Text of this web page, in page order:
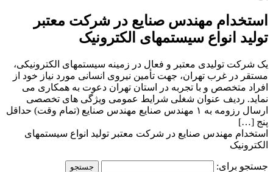
استخدام مهندس صنایع در شرکت معتبر
تولید انواع سیستمهای الکترونیک
یک شرکت تولیدی معتبر و فعال در زمینه سیستمهای الکترونیکی،
مستقر در غرب تهران، جهت تأمین نیروی انسانی مورد نیاز خود از
افراد متخصص و با تجربه در استان تهران دعوت به همکاری می
نماید. ردیف عنوان شغلی شرایط عمومی ویژگی های تخصصی
ارسال رزومه به ۱ مهندس صنایع مهندس صنایع (تمام وقت) حداقل
پنج […]
استخدام مهندس صنایع در شرکت معتبر تولید انواع سیستمهای
الکترونیک
جستجو برای: